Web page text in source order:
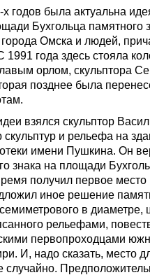
годов была актуальна
Бухгольца памятного
города Омска и людей,
года здесь стояла
орлом, скульптора
позднее была
взялся скульптор
скульптур и рельефа на
имени Пушкина. Он
знака на площади
получил первое место
иное решение
в диаметре,
рельефами,
первопроходцами
И, надо сказать, место
случайно.